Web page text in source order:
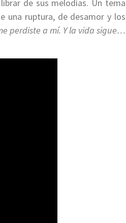
de sus melodías. Un tema
una ruptura, de desamor y los
perdiste a mí. Y la vida sigue…